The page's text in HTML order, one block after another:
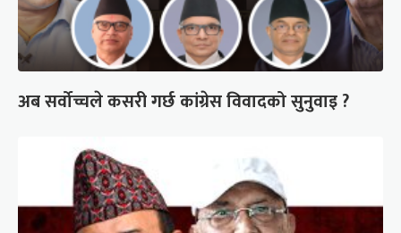
अब सर्वोच्चले कसरी गर्छ कांग्रेस विवादको सुनुवाइ ?